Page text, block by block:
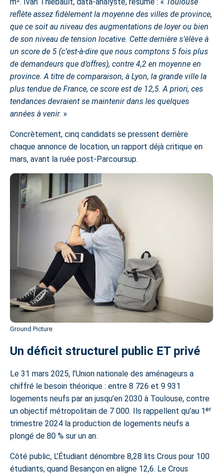
reflète assez fidèlement la moyenne des villes de province,
que ce soit au niveau des augmentations de loyer ou bien
de son niveau de tension locative. Cette dernière s’élève à
un score de 5 (c’est-à-dire que nous comptons 5 fois plus
de demandeurs que d’offres), contre 4,2 en moyenne en
province. A titre de comparaison, à Lyon, la grande ville la
plus tendue de France, ce score est de 12,5. A priori, ces
tendances devraient se maintenir dans les quelques
années à venir. »
Concrètement, cinq candidats se pressent derrière
chaque annonce de location, un rapport déjà critique en
mars, avant la ruée post-Parcoursup.
Ground Picture
Un déficit structurel public ET privé
Le 31 mars 2025, l’Union nationale des aménageurs a
chiffré le besoin théorique : entre 8 726 et 9 931
logements neufs par an jusqu’en 2030 à Toulouse, contre
un objectif métropolitain de 7 000. Ils rappellent qu’au 1ᵉʳ
trimestre 2024 la production de logements neufs a
plongé de 80 % sur un an.
Côté public, L’Étudiant dénombre 8,28 lits Crous pour 100
étudiants, quand Besançon en aligne 12,6. Le Crous